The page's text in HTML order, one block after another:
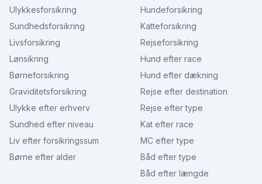
Ulykkesforsikring
Sundhedsforsikring
Livsforsikring
Lønsikring
Børneforsikring
Graviditetsforsikring
Ulykke efter erhverv
Sundhed efter niveau
Liv efter forsikringssum
Børne efter alder
Hundeforsikring
Katteforsikring
Rejseforsikring
Hund efter race
Hund efter dækning
Rejse efter destination
Rejse efter type
Kat efter race
MC efter type
Båd efter type
Båd efter længde